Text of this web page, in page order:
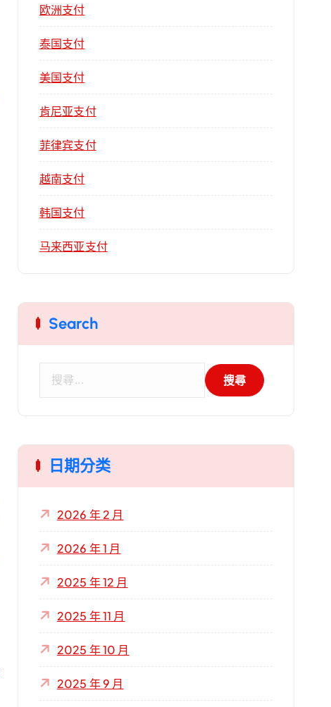
欧洲支付
泰国支付
美国支付
肯尼亚支付
菲律宾支付
越南支付
韩国支付
马来西亚支付
Search
字
:
日期分类
2026 年 2 月
2026 年 1 月
2025 年 12 月
2025 年 11 月
2025 年 10 月
2025 年 9 月